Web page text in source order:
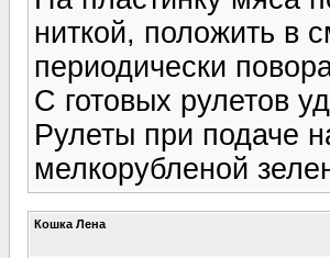
ниткой, положить в
периодически
С готовых рулетов
Рулеты при подаче
мелкорубленой
Кошка Лена